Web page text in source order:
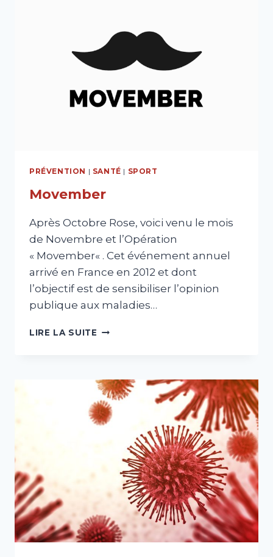
PRÉVENTION | SANTÉ | SPORT
Movember
Après Octobre Rose, voici venu le mois
de Novembre et l’Opération
« Movember« . Cet événement annuel
arrivé en France en 2012 et dont
l’objectif est de sensibiliser l’opinion
publique aux maladies…
LIRE LA SUITE MOVEMBER